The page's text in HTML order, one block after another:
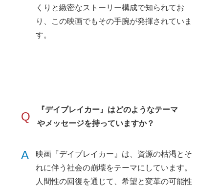
くりと緻密なストーリー構成で知られてお
り、この映画でもその手腕が発揮されていま
す。
Q
『デイブレイカー』はどのようなテーマ
やメッセージを持っていますか？
A
映画『デイブレイカー』は、資源の枯渇とそ
れに伴う社会の崩壊をテーマにしています。
人間性の回復を通じて、希望と変革の可能性